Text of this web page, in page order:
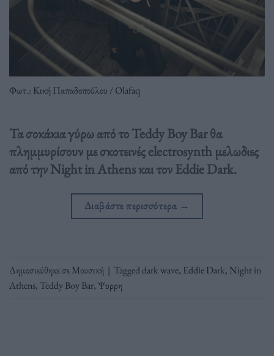
Φωτ.: Κική Παπαδοπούλου / Olafaq
Τα σοκάκια γύρω από το Teddy Boy Bar θα
πλημμυρίσουν με σκοτεινές electrosynth μελωδιες
από την Night in Athens και τον Eddie Dark.
Διαβάστε περισσότερα →
Δημοσιεύθηκε σεΜουσική | Taggeddark wave, Eddie Dark, Night in
Athens, Teddy Boy Bar,Ψυρρη